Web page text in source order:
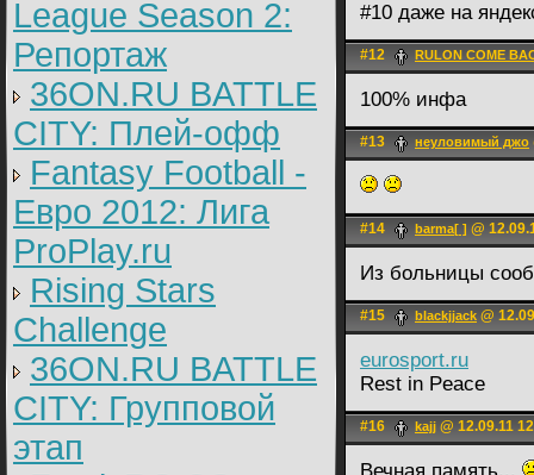
League Season 2:
Репортаж
36ON.RU BATTLE
CITY: Плей-офф
Fantasy Football -
Евро 2012: Лига
ProPlay.ru
Rising Stars
Challenge
36ON.RU BATTLE
CITY: Групповой
этап
#10 даже на
#12 RULON COME
100% инфа
#13 неуловимый джо
#14 barma[ ] @
Из больницы
#15 blackjjack @
eurosport.ru
Rest in Peace
#16 kajj @ 12.09.11